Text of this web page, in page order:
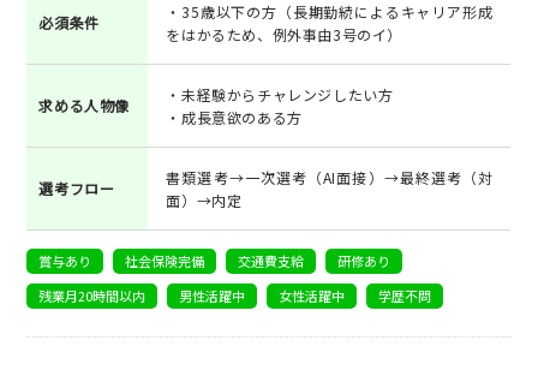
必須条件
・35歳以下の方（長期勤続によるキャリア形成
をはかるため、例外事由3号のイ）
求める人物像
・未経験からチャレンジしたい方
・成長意欲のある方
選考フロー
書類選考→一次選考（AI面接）→最終選考（対
面）→内定
賞与あり 社会保険完備 交通費支給
研修あり
残業月20時間以内
男性活躍中 女性活躍中 学歴不問